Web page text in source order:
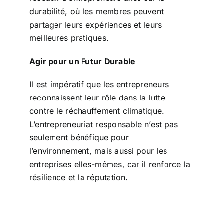
durabilité, où les membres peuvent
partager leurs expériences et leurs
meilleures pratiques.
Agir pour un Futur Durable
Il est impératif que les entrepreneurs
reconnaissent leur rôle dans la lutte
contre le réchauffement climatique.
L’entrepreneuriat responsable n’est pas
seulement bénéfique pour
l’environnement, mais aussi pour les
entreprises elles-mêmes, car il renforce la
résilience et la réputation.